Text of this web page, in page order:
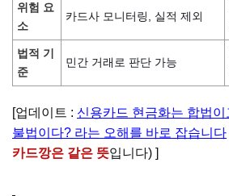
위험 요
소
카드사 모니터링, 실적 제외
법적 기
준
민간 거래로 판단 가능
[업데이트 : 신용카드 현금화는 합법
불법이다? 라는 오해를 바로 잡습니다
카드깡은 같은 뜻입니다) ]